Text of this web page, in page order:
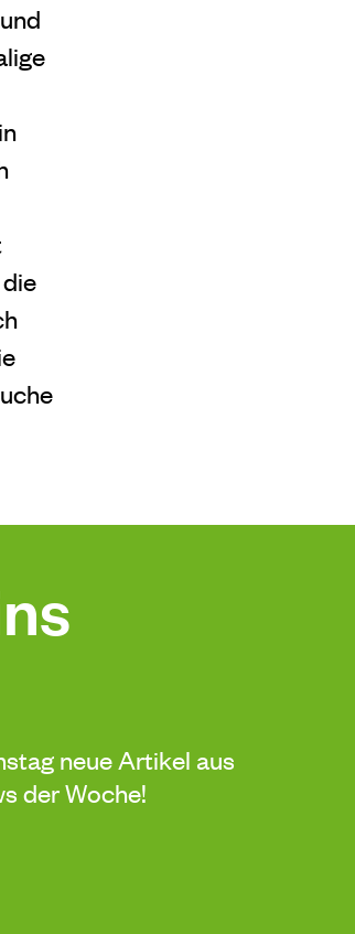
neue Artikel aus
der Woche!